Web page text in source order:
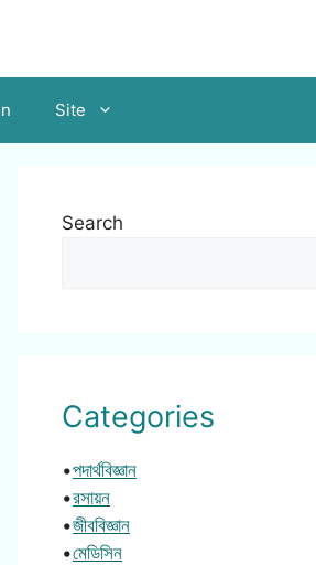
Site
Search
Categories
•পদার্থবিজ্ঞান
•রসায়ন
•জীববিজ্ঞান
•মেডিসিন